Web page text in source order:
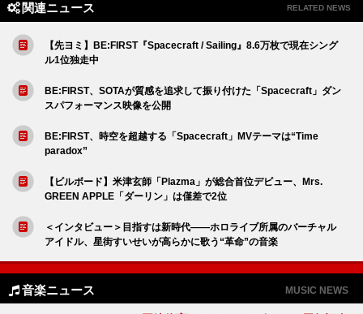
関連ニュース RELATED NEWS
【先ヨミ】BE:FIRST『Spacecraft / Sailing』8.6万枚で現在シング
ル1位独走中
BE:FIRST、SOTAが質感を追求して振り付けた「Spacecraft」ダン
スパフォーマンス映像を公開
BE:FIRST、時空を超越する「Spacecraft」MVテーマは“Time
paradox”
【ビルボード】米津玄師「Plazma」が総合首位デビュー、Mrs.
GREEN APPLE「ダーリン」は僅差で2位
＜インタビュー＞目指すは新時代――ホロライブ所属のバーチャル
アイドル、星街すいせいが高らかに歌う“革命”の音楽
音楽ニュース MUSIC NEWS